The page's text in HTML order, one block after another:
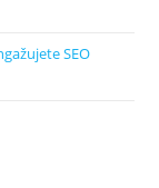
SEO